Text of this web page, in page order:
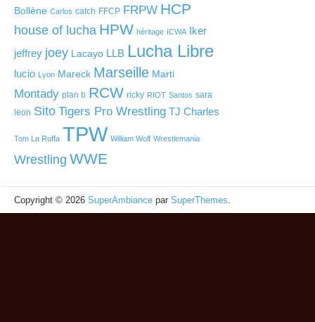
Bollène Carlos catch FFCP FRPW HCP
house of lucha HPW héritage ICWA Iker
jeffrey joey Lacayo LLB Lucha Libre
lucio Lyon Mareck Marseille Marti
Montady plan b RCW ricky RIOT Santos sara
leon Sito Tigers Pro Wrestling TJ Charles
Tom La Ruffa TPW William Wolf Wrestlemania
Wrestling WWE
Copyright © 2026 SuperAmbiance par SuperThemes.